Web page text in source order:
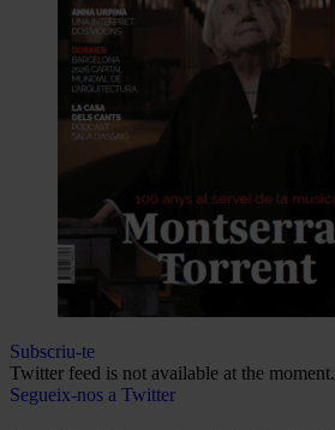
Subscriu-te
Twitter feed is not available at the moment.
Segueix-nos a Twitter